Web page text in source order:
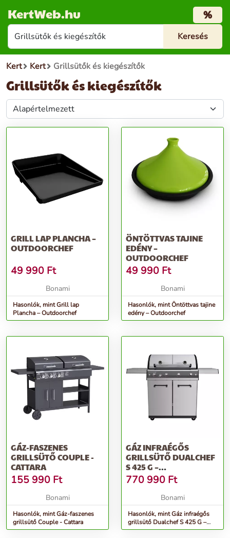
KertWeb.hu %
Kert Kert Grillsütők és kiegészítők
Grillsütők és kiegészítők
GRILL LAP PLANCHA –
OUTDOORCHEF
49 990 Ft
Bonami
Hasonlók, mint Grill lap
Plancha – Outdoorchef
ÖNTÖTTVAS TAJINE
EDÉNY –
OUTDOORCHEF
49 990 Ft
Bonami
Hasonlók, mint Öntöttvas tajine
edény – Outdoorchef
GÁZ-FASZENES
GRILLSÜTŐ COUPLE -
CATTARA
155 990 Ft
Bonami
Hasonlók, mint Gáz-faszenes
grillsütő Couple - Cattara
GÁZ INFRAÉGŐS
GRILLSÜTŐ DUALCHEF
S 425 G –
OUTDOORCHEF
770 990 Ft
Bonami
Hasonlók, mint Gáz infraégős
grillsütő Dualchef S 425 G –
Outdoorchef